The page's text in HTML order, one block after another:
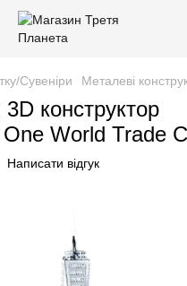
Сувеніри Металеві
конструктор
World Trade
Написати відгук